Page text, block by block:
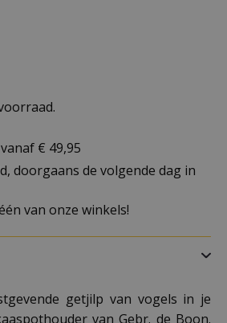
€ 49,95
doorgaans de volgende dag in
van onze winkels!
getjilp van vogels in je
van Gebr. de Boon.